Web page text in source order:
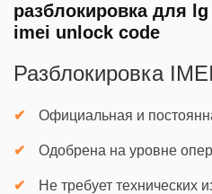
разблокировка для
imei unlock code
Разблокировка IMEI
Официальная и
Одобрена на уровне
Не требует технических